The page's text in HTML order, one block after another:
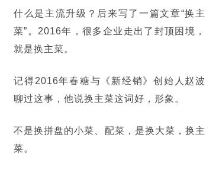
什么是主流升级？后来写了一篇文章“换主
菜”。2016年，很多企业走出了封顶困境，
就是换主菜。
记得2016年春糖与《新经销》创始人赵波
聊过这事，他说换主菜这词好，形象。
不是换拼盘的小菜、配菜，是换大菜，换主
菜。